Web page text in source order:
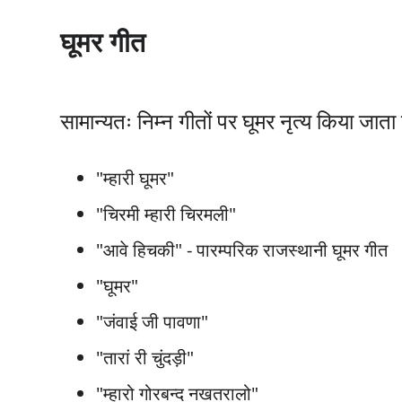
घूमर गीत
सामान्यतः निम्न गीतों पर घूमर नृत्य किया
"म्हारी घूमर"
"चिरमी म्हारी चिरमली"
"आवे हिचकी" - पारम्परिक राजस्थानी घूमर गीत
"घूमर"
"जंवाई जी पावणा"
"तारां री चुंदड़ी"
"म्हारो गोरबन्द नखतरालो"